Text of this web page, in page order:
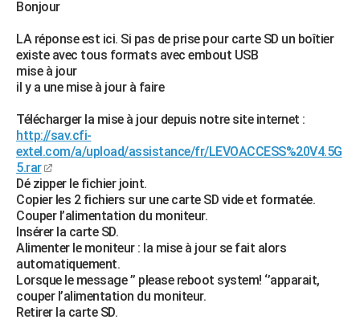
Bonjour
LA réponse est ici. Si pas de prise pour carte SD un boîtier
existe avec tous formats avec embout USB
mise à jour
il y a une mise à jour à faire
Télécharger la mise à jour depuis notre site internet :
http://sav.cfi-
extel.com/a/upload/assistance/fr/LEVOACCESS%20V4.5G
5.rar
Dé zipper le fichier joint.
Copier les 2 fichiers sur une carte SD vide et formatée.
Couper l’alimentation du moniteur.
Insérer la carte SD.
Alimenter le moniteur : la mise à jour se fait alors
automatiquement.
Lorsque le message ’’ please reboot system! ‘’apparait,
couper l’alimentation du moniteur.
Retirer la carte SD.